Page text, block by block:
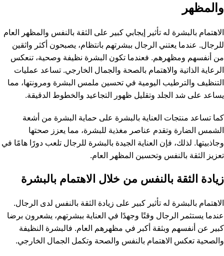
والمظهر
الاهتمام بالبشرة له تأثير إيجابي كبير على الثقة بالنفس والمظهر العام
للرجال. عندما يعتني الرجال ببشرتهم بانتظام، يصبحون أكثر واثقين
من أنفسهم ومظهرهم. فعندما تكون البشرة نظيفة وصحية، تنعكس
الرعاية الذاتية والاهتمام بالصحة والجمال الخارجي. تساعد عمليات
التنظيف والترطيب اليومية في تحسين ملمس البشرة ومرونتها، مما
يساعد على شد الجلد وتقليل ظهور التجاعيد والخطوط الدقيقة.
كما تساعد منتجات العناية بالبشرة على حماية البشرة من أشعة
الشمس الضارة وتقدم عناصر مغذية للبشرة، مما يعزز صحتها
وجاذبيتها. لذلك، فإن العناية الجيدة بالبشرة للرجال تلعب دورًا هامًا في
تعزيز الثقة بالنفس وتحسين المظهر العام.
زيادة الثقة بالنفس من خلال الاهتمام بالبشرة
الاهتمام بالبشرة له تأثير كبير على زيادة الثقة بالنفس لدى الرجال.
عندما يستثمر الرجال وقتًا وجهدًا في العناية ببشرتهم، يشعرون برضا
كبير عن أنفسهم وبثقة أكبر في مظهرهم العام. فالبشرة النظيفة
والصحية تعكس الاهتمام بالنفس والصحة وتكمل الجمال الخارجي.